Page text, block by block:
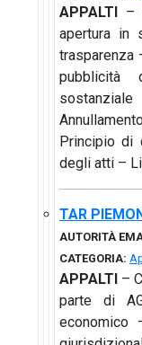
APPALTI
–
apertura in
trasparenza
pubblicità
Principio di
degli atti –
TAR
AUTORITÀ
CATEGORIA:
APPALTI –
parte di
economico